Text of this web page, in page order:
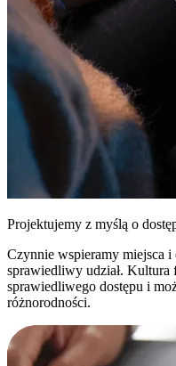
Projektujemy z myślą o
Czynnie wspieramy miejsca
sprawiedliwy udział.
sprawiedliwego dostępu i
różnorodności.